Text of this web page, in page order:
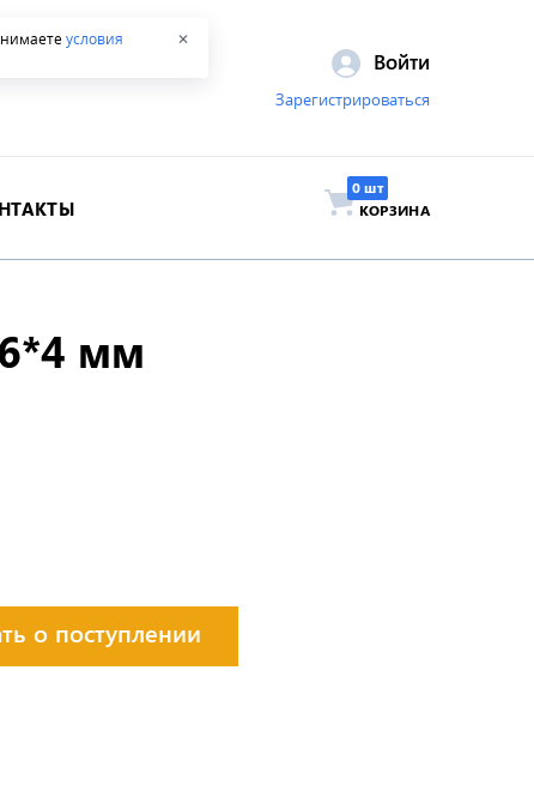
условия
✕
Войти
Зарегистрироваться
КОРЗИНА
мм
о поступлении